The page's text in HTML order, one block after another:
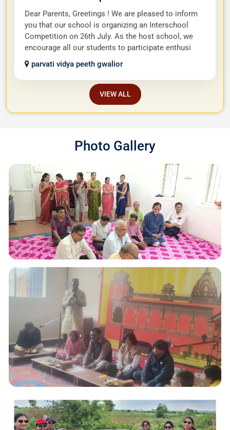
Dear Parents, Greetings ! We are pleased to inform
you that our school is organizing an Interschool
Competition on 26th July. As the host school, we
encourage all our students to participate enthusi
parvati vidya peeth gwalior
VIEW ALL
Photo Gallery